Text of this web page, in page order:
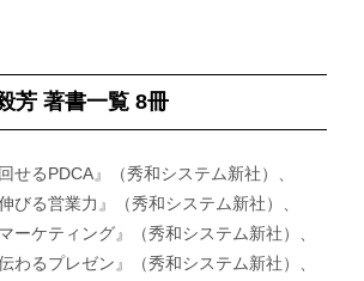
芳 著書一覧 8冊
せるPDCA』（秀和システム新社）、
びる営業力』（秀和システム新社）、
ーケティング』（秀和システム新社）、
わるプレゼン』（秀和システム新社）、